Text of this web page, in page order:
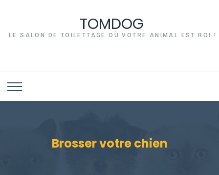
TOMDOG
LE SALON DE TOILETTAGE OÙ VOTRE ANIMAL EST ROI !
Brosser votre chien